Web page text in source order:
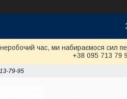
час, ми набираємося сил
+38 095 713 79
79-95